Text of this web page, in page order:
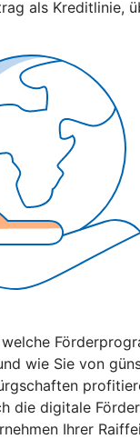
als Kreditlinie,
wie Sie von
die digitale
Ihrer